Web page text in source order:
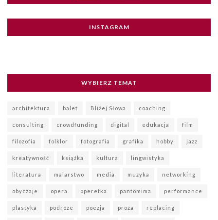
INSTAGRAM
WYBIERZ TEMAT
architektura balet Bliżej Słowa coaching
consulting crowdfunding digital edukacja film
filozofia folklor fotografia grafika hobby jazz
kreatywność książka kultura lingwistyka
literatura malarstwo media muzyka networking
obyczaje opera operetka pantomima performance
plastyka podróże poezja proza replacing